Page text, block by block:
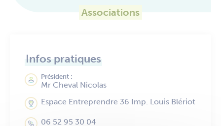
Associations
Infos pratiques
Président :
Mr Cheval Nicolas
Espace Entreprendre 36 Imp. Louis Blériot
06 52 95 30 04